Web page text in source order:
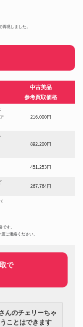
現しました。
中古美品
参考買取価格
216,000円
892,200円
451,253円
267,764円
1,150,200円
す。
ご連絡ください。
で
ことはできます